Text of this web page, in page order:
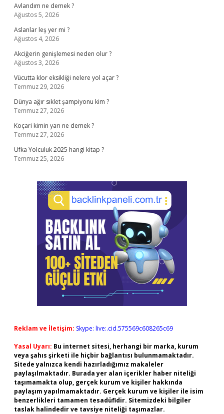
Avlandım ne demek ?
Ağustos 5, 2026
Aslanlar leş yer mi ?
Ağustos 4, 2026
Akciğerin genişlemesi neden olur ?
Ağustos 3, 2026
Vücutta klor eksikliği nelere yol açar ?
Temmuz 29, 2026
Dünya ağır sıklet şampiyonu kim ?
Temmuz 27, 2026
Koçari kimin yarı ne demek ?
Temmuz 27, 2026
Ufka Yolculuk 2025 hangi kitap ?
Temmuz 25, 2026
Reklam ve İletişim: Skype: live:.cid.575569c608265c69
Yasal Uyarı: Bu internet sitesi, herhangi bir marka, kurum
veya şahıs şirketi ile hiçbir bağlantısı bulunmamaktadır.
Sitede yalnızca kendi hazırladığımız makaleler
paylaşılmaktadır. Burada yer alan içerikler haber niteliği
taşımamakta olup, gerçek kurum ve kişiler hakkında
paylaşım yapılmamaktadır. Gerçek kurum ve kişiler ile isim
benzerlikleri tamamen tesadüfidir. Sitemizdeki bilgiler
taslak halindedir ve tavsiye niteliği taşımazlar.